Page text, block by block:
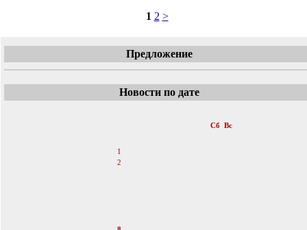
1 2 >
Предложение
Новости по дате
Сб Вс
1
2